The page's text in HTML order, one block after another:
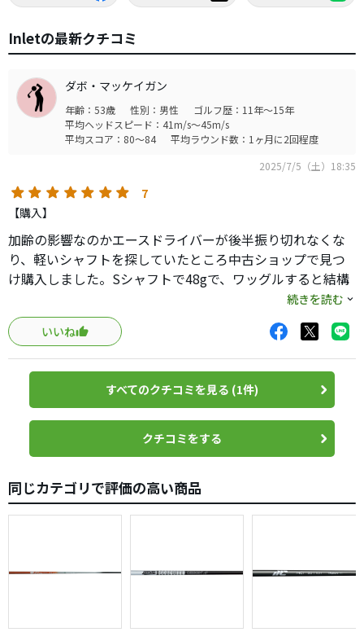
Inletの最新クチコミ
ダボ・マッケイガン
年齢：53歳 性別：男性
ゴルフ歴：11年～15年
平均ヘッドスピード：41m/s～45m/s
平均スコア：80～84
平均ラウンド数：1ヶ月に2回程度
2025/7/5（土）18:35
7
【購入】
加齢の影響なのかエースドライバーが後半振り切れなくな
り、軽いシャフトを探していたところ中古ショップで見つ
け購入しました。Sシャフトで48gで、ワッグルすると結構
撓って大丈夫かなと思いましたが、スイング中は遅れる事
なくしっかりと撓り戻ってきます。ヘッドとの相性もある
とおもいますが、高弾道で以前の飛距離も取り戻しまし
た。衝動買いでしたが、久々に出会ってしまいました♪
続きを読む
いいね
すべてのクチコミを見る (1件)
クチコミをする
同じカテゴリで評価の高い商品